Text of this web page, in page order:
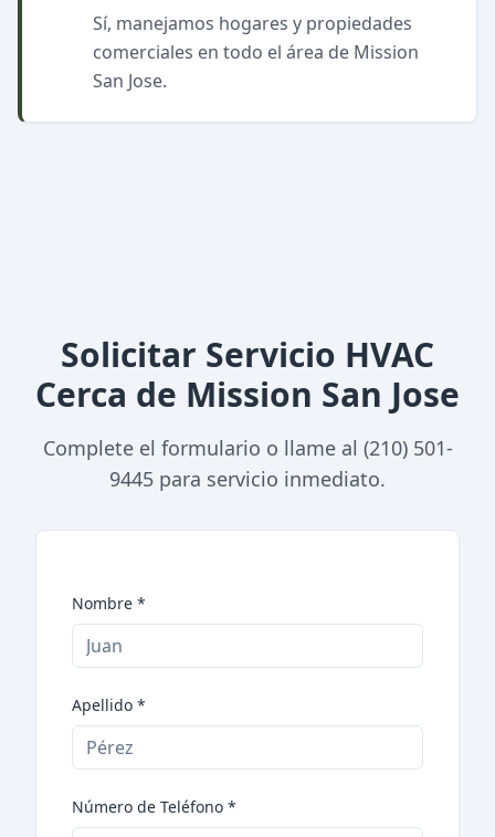
Sí, manejamos hogares y propiedades
comerciales en todo el área de Mission
San Jose.
Solicitar Servicio HVAC
Cerca de Mission San Jose
Complete el formulario o llame al (210) 501-
9445 para servicio inmediato.
Nombre *
Apellido *
Número de Teléfono *